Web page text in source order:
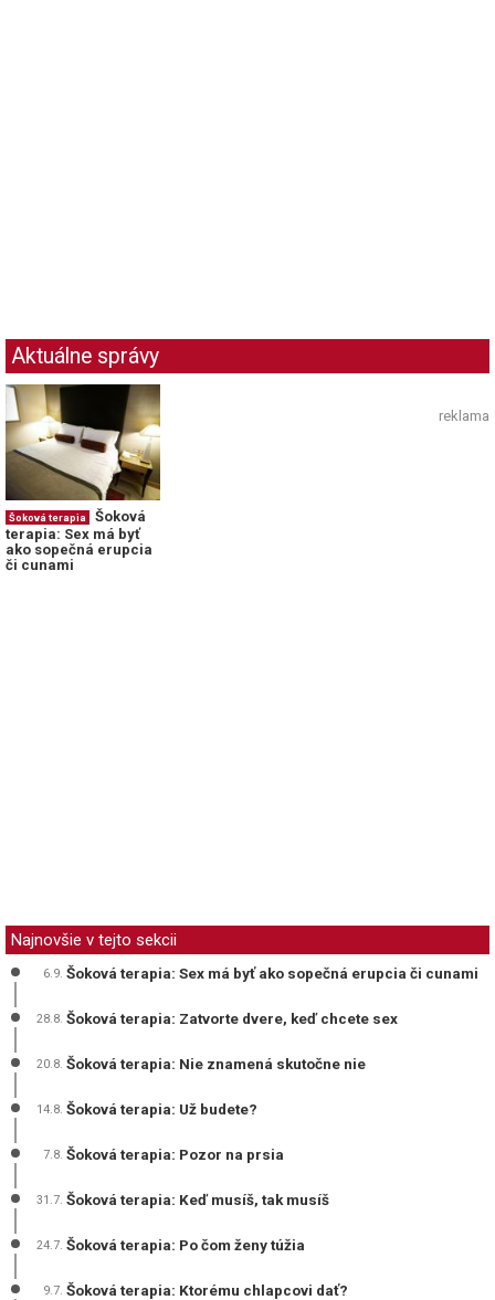
Aktuálne správy
Šoková terapia
Šoková
terapia: Sex má byť
ako sopečná erupcia
či cunami
reklama
Najnovšie v tejto sekcii
6.9. Šoková terapia: Sex má byť ako sopečná erupcia či cunami
28.8. Šoková terapia: Zatvorte dvere, keď chcete sex
20.8. Šoková terapia: Nie znamená skutočne nie
14.8. Šoková terapia: Už budete?
7.8. Šoková terapia: Pozor na prsia
31.7. Šoková terapia: Keď musíš, tak musíš
24.7. Šoková terapia: Po čom ženy túžia
9.7. Šoková terapia: Ktorému chlapcovi dať?